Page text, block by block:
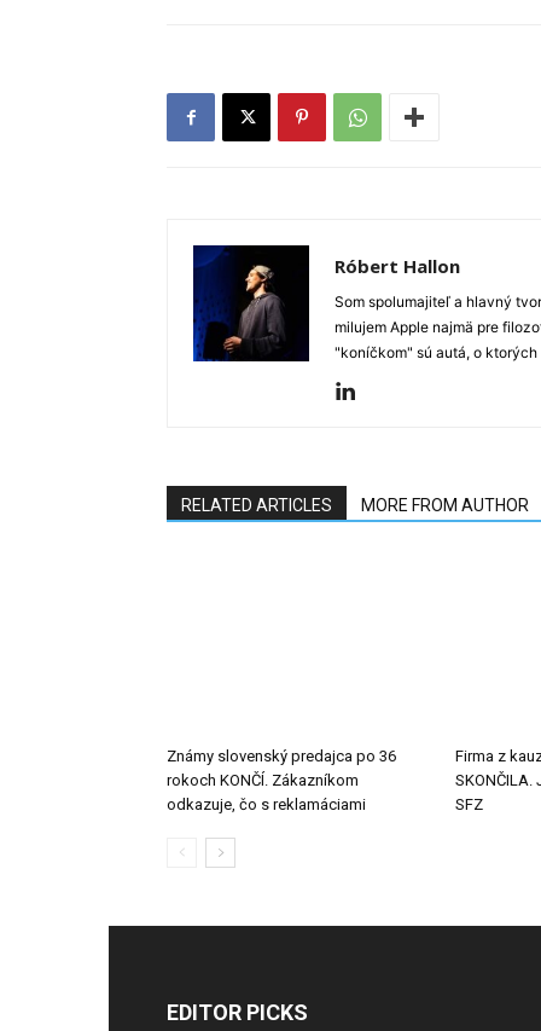
Róbert Hallon
Som spolumajiteľ a hlavný
milujem Apple najmä pre
"koníčkom" sú autá, o
RELATED ARTICLES MORE FROM AUTHOR
Známy slovenský predajca po 36
rokoch KONČÍ. Zákazníkom
odkazuje, čo s reklamáciami
Firma z
SFZ
EDITOR PICKS